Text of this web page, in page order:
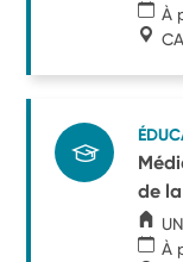
À
de
À